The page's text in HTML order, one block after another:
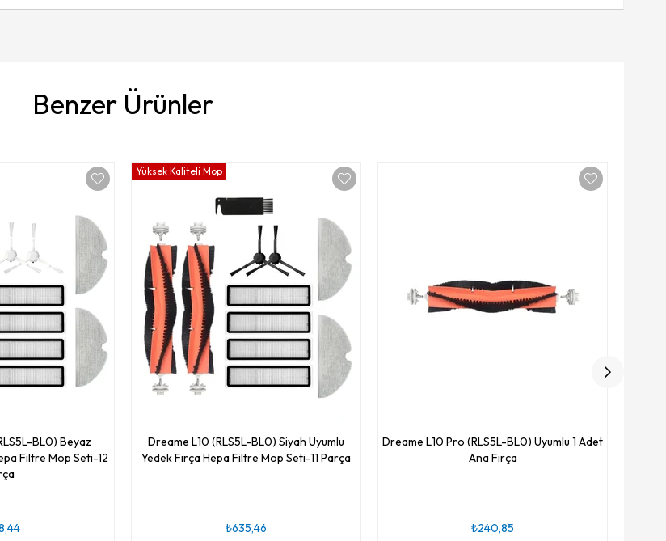
Benzer Ürünler
BL0) Beyaz
Filtre Mop Seti-12
Dreame L10 (RLS5L-BL0) Siyah Uyumlu
Yedek Fırça Hepa Filtre Mop Seti-11 Parça
₺635,46
Yüksek Kaliteli Mop
Dreame L10 Pro (RLS5L-BL0) Uyumlu 1 Adet
Ana Fırça
₺240,85